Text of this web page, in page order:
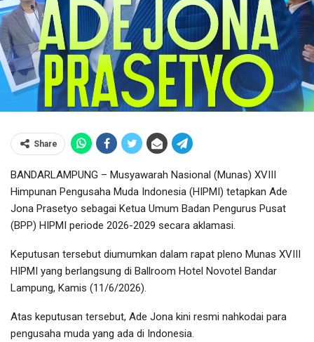
Share
BANDARLAMPUNG – Musyawarah Nasional (Munas) XVIII
Himpunan Pengusaha Muda Indonesia (HIPMI) tetapkan Ade
Jona Prasetyo sebagai Ketua Umum Badan Pengurus Pusat
(BPP) HIPMI periode 2026-2029 secara aklamasi.
Keputusan tersebut diumumkan dalam rapat pleno Munas XVIII
HIPMI yang berlangsung di Ballroom Hotel Novotel Bandar
Lampung, Kamis (11/6/2026).
Atas keputusan tersebut, Ade Jona kini resmi nahkodai para
pengusaha muda yang ada di Indonesia.